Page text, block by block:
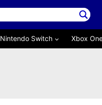
Nintendo Switch Xbox